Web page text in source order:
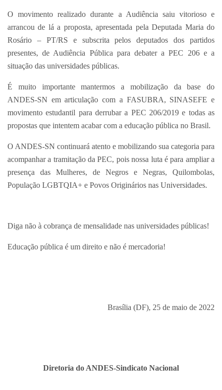
O movimento realizado durante a Audiência saiu vitorioso e
arrancou de lá a proposta, apresentada pela Deputada Maria do
Rosário – PT/RS e subscrita pelos deputados dos partidos
presentes, de Audiência Pública para debater a PEC 206 e a
situação das universidades públicas.
É muito importante mantermos a mobilização da base do
ANDES-SN em articulação com a FASUBRA, SINASEFE e
movimento estudantil para derrubar a PEC 206/2019 e todas as
propostas que intentem acabar com a educação pública no Brasil.
O ANDES-SN continuará atento e mobilizando sua categoria para
acompanhar a tramitação da PEC, pois nossa luta é para ampliar a
presença das Mulheres, de Negros e Negras, Quilombolas,
População LGBTQIA+ e Povos Originários nas Universidades.
Diga não à cobrança de mensalidade nas universidades públicas!
Educação pública é um direito e não é mercadoria!
Brasília (DF), 25 de maio de 2022
Diretoria do ANDES-Sindicato Nacional